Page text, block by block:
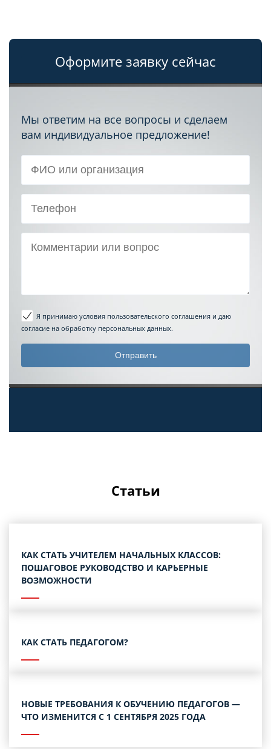
Оформите заявку сейчас
Мы ответим на все вопросы и сделаем
вам индивидуальное предложение!
Я принимаю условия пользовательского соглашения и даю
согласие на обработку персональных данных.
Статьи
КАК СТАТЬ УЧИТЕЛЕМ НАЧАЛЬНЫХ КЛАССОВ:
ПОШАГОВОЕ РУКОВОДСТВО И КАРЬЕРНЫЕ
ВОЗМОЖНОСТИ
КАК СТАТЬ ПЕДАГОГОМ?
НОВЫЕ ТРЕБОВАНИЯ К ОБУЧЕНИЮ ПЕДАГОГОВ —
ЧТО ИЗМЕНИТСЯ С 1 СЕНТЯБРЯ 2025 ГОДА